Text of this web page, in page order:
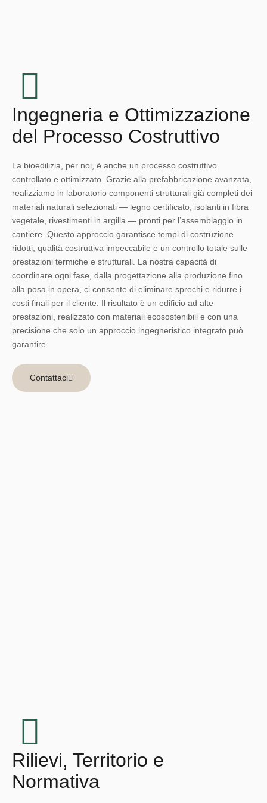
Ingegneria e Ottimizzazione
del Processo Costruttivo
La bioedilizia, per noi, è anche un processo costruttivo
controllato e ottimizzato. Grazie alla prefabbricazione avanzata,
realizziamo in laboratorio componenti strutturali già completi dei
materiali naturali selezionati — legno certificato, isolanti in fibra
vegetale, rivestimenti in argilla — pronti per l’assemblaggio in
cantiere. Questo approccio garantisce tempi di costruzione
ridotti, qualità costruttiva impeccabile e un controllo totale sulle
prestazioni termiche e strutturali. La nostra capacità di
coordinare ogni fase, dalla progettazione alla produzione fino
alla posa in opera, ci consente di eliminare sprechi e ridurre i
costi finali per il cliente. Il risultato è un edificio ad alte
prestazioni, realizzato con materiali ecosostenibili e con una
precisione che solo un approccio ingegneristico integrato può
garantire.
Contattaci
Rilievi, Territorio e
Normativa